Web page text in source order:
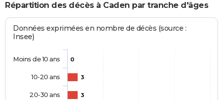
Répartition des décès à Caden par tranche d'âges
Données exprimées en nombre de décès (source :
Insee)
0
3
3
Moins de 10 ans
10-20 ans
20-30 ans